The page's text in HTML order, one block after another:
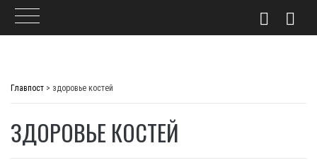
Главпост > здоровье костей
ЗДОРОВЬЕ КОСТЕЙ